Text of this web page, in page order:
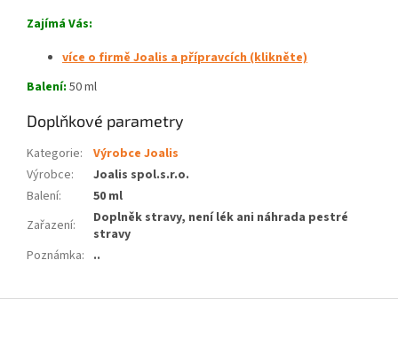
Zajímá Vás:
více o firmě Joalis a přípravcích (klikněte)
Balení: 50 ml
Doplňkové parametry
Kategorie:
Výrobce Joalis
Výrobce:
Joalis spol.s.r.o.
Balení:
50 ml
Zařazení:
Doplněk stravy, není lék ani náhrada pestré
stravy
Poznámka: ..